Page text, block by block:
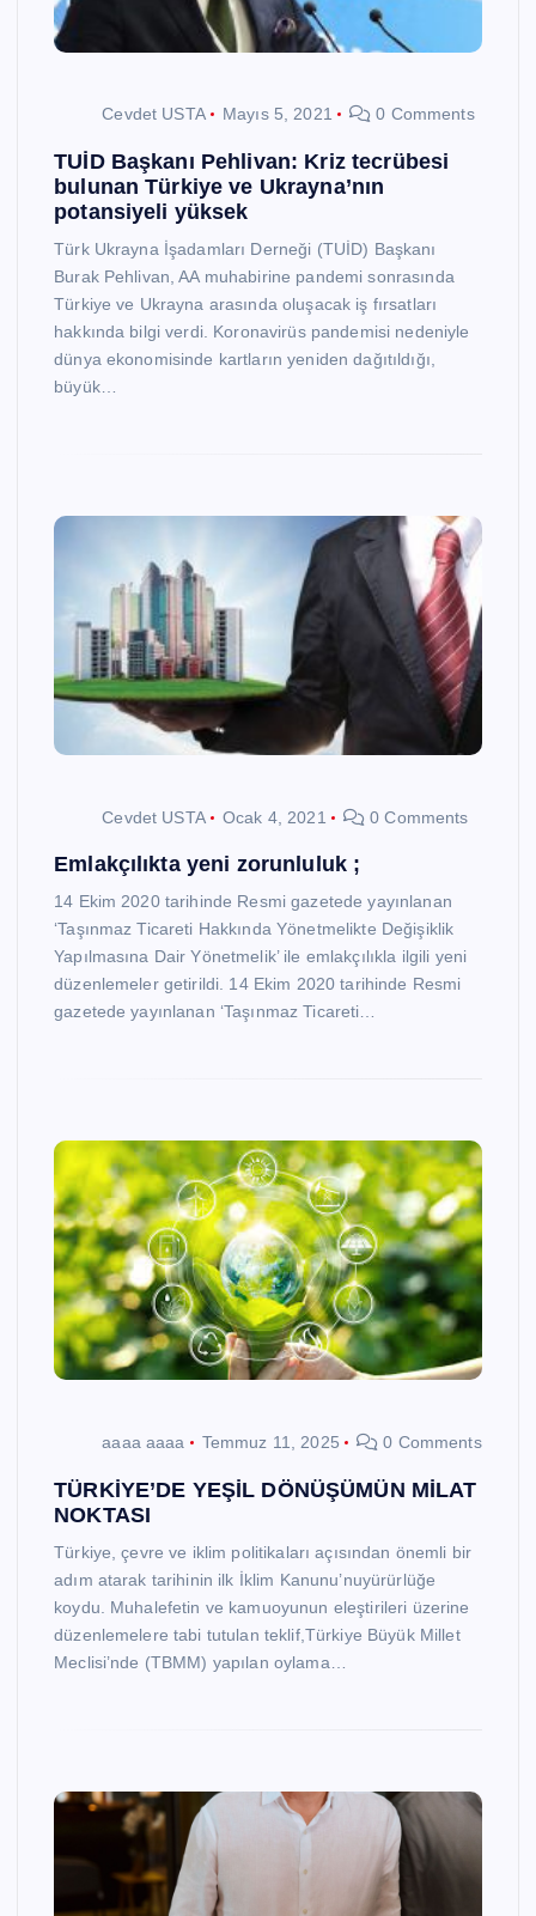
Cevdet USTA Mayıs 5, 2021 0 Comments
TUİD Başkanı Pehlivan: Kriz tecrübesi
bulunan Türkiye ve Ukrayna’nın
potansiyeli yüksek
Türk Ukrayna İşadamları Derneği (TUİD) Başkanı
Burak Pehlivan, AA muhabirine pandemi sonrasında
Türkiye ve Ukrayna arasında oluşacak iş fırsatları
hakkında bilgi verdi. Koronavirüs pandemisi nedeniyle
dünya ekonomisinde kartların yeniden dağıtıldığı,
büyük…
Cevdet USTA Ocak 4, 2021 0 Comments
Emlakçılıkta yeni zorunluluk ;
14 Ekim 2020 tarihinde Resmi gazetede yayınlanan
‘Taşınmaz Ticareti Hakkında Yönetmelikte Değişiklik
Yapılmasına Dair Yönetmelik’ ile emlakçılıkla ilgili yeni
düzenlemeler getirildi. 14 Ekim 2020 tarihinde Resmi
gazetede yayınlanan ‘Taşınmaz Ticareti…
aaaa aaaa Temmuz 11, 2025 0 Comments
TÜRKİYE’DE YEŞİL DÖNÜŞÜMÜN MİLAT
NOKTASI
Türkiye, çevre ve iklim politikaları açısından önemli bir
adım atarak tarihinin ilk İklim Kanunu’nuyürürlüğe
koydu. Muhalefetin ve kamuoyunun eleştirileri üzerine
düzenlemelere tabi tutulan teklif,Türkiye Büyük Millet
Meclisi’nde (TBMM) yapılan oylama…